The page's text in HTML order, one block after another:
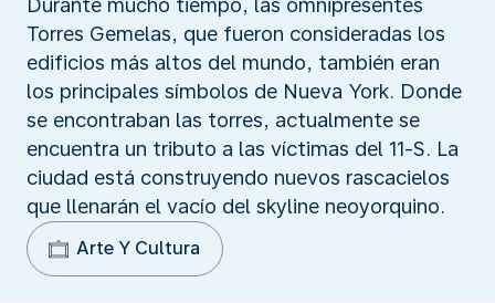
Durante mucho tiempo, las omnipresentes
Torres Gemelas, que fueron consideradas los
edificios más altos del mundo, también eran
los principales símbolos de Nueva York. Donde
se encontraban las torres, actualmente se
encuentra un tributo a las víctimas del 11-S. La
ciudad está construyendo nuevos rascacielos
que llenarán el vacío del skyline neoyorquino.
Arte Y Cultura